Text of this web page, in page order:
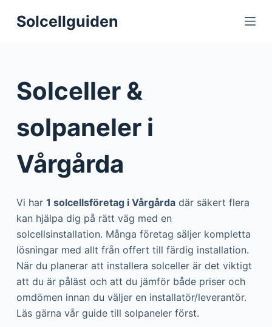
S
o
o
Solcellguiden
Solceller &
solpaneler i
Vårgårda
Vi har 1 solcellsföretag i Vårgårdadär säkert flera
kan hjälpa dig på rätt väg med en
solcellsinstallation. Många företag säljer kompletta
lösningar med allt från offert till färdig installation.
När du planerar att installera solceller är det viktigt
att du är påläst och att du jämför både priser och
omdömen innan du väljer en installatör/leverantör.
Läs gärna vår guide till solpaneler först.